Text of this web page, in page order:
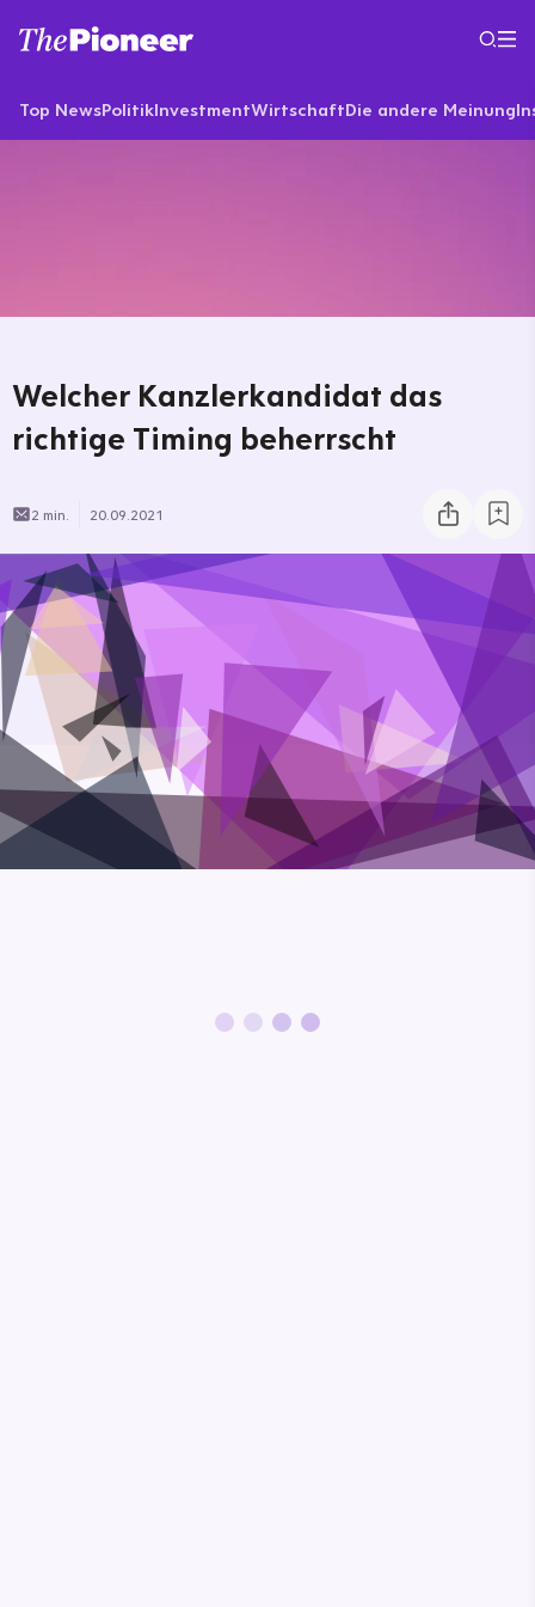
Top NewsPolitikInvestmentWirtschaftDie andere Meinung
Welcher Kanzlerkandidat das
richtige Timing beherrscht
2 min. 20.09.2021